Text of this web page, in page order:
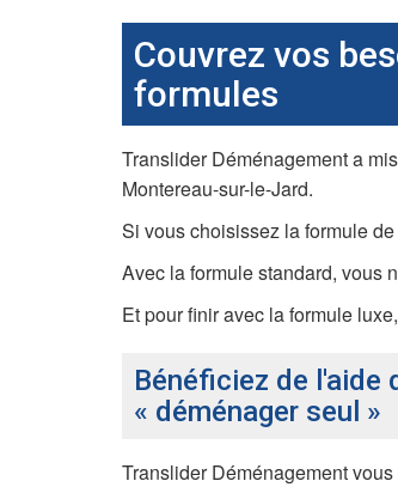
Couvrez vos
formules
Translider Déménagement a
Montereau-sur-le-Jard.
Si vous choisissez la formule
Avec la formule standard, vous
Et pour finir avec la formule
Bénéficiez de l'aide
« déménager seul »
Translider Déménagement